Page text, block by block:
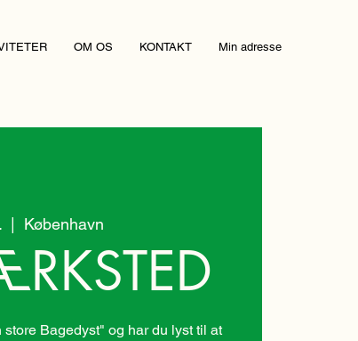
OM OS KONTAKT Min adresse
  |
København
Bagedyst" og har du lyst til at